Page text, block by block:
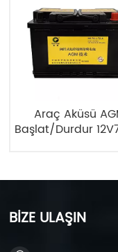
Araç Aküsü
Başlat/Durdur
BİZE ULAŞIN